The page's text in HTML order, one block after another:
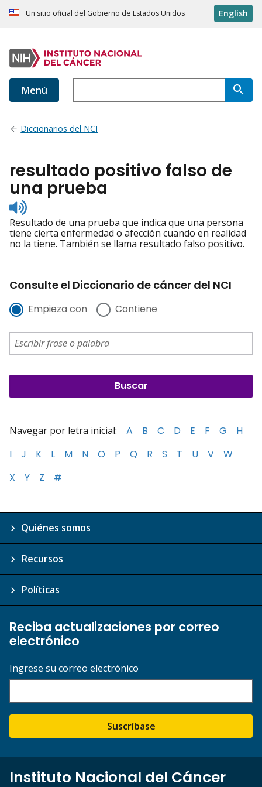
Un sitio oficial del Gobierno de Estados Unidos English
Menú
Diccionarios del NCI
resultado positivo falso de
una prueba
Listen
to
pronunciation
Resultado de una prueba que indica que una persona
tiene cierta enfermedad o afección cuando en realidad
no la tiene. También se llama resultado falso positivo.
Consulte el Diccionario de cáncer del NCI
Empieza con Contiene
Navegar por letra inicial: A B C D E F G
H
I
J K L M N O P Q R S T U V
W
X
Y Z #
Quiénes somos
Recursos
Políticas
Reciba actualizaciones por correo
electrónico
Ingrese su correo electrónico
Suscríbase
Instituto Nacional del Cáncer